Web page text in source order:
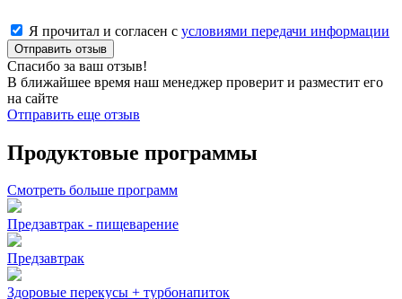
Я прочитал и согласен с условиями передачи информации
Отправить отзыв
Спасибо за ваш отзыв!
В ближайшее время наш менеджер проверит и разместит его
на сайте
Отправить еще отзыв
Продуктовые программы
Смотреть больше программ
Предзавтрак - пищеварение
Предзавтрак
Здоровые перекусы + турбонапиток